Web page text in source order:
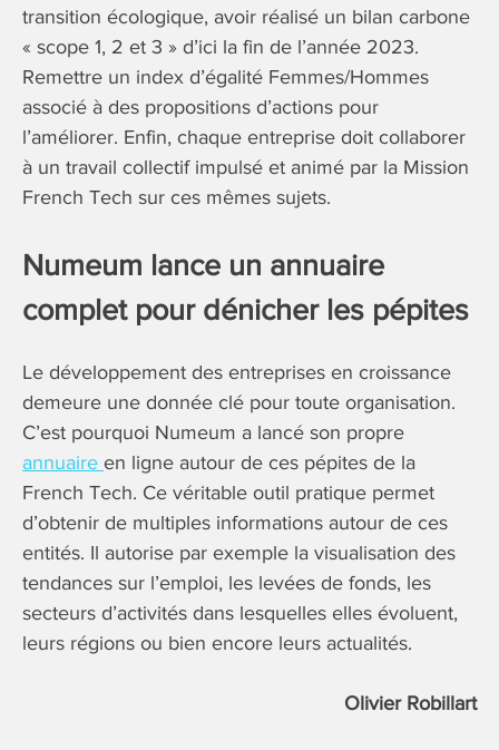
transition écologique, avoir réalisé un bilan carbone
« scope 1, 2 et 3 » d’ici la fin de l’année 2023.
Remettre un index d’égalité Femmes/Hommes
associé à des propositions d’actions pour
l’améliorer. Enfin, chaque entreprise doit collaborer
à un travail collectif impulsé et animé par la Mission
French Tech sur ces mêmes sujets.
Numeum lance un annuaire
complet pour dénicher les pépites
Le développement des entreprises en croissance
demeure une donnée clé pour toute organisation.
C’est pourquoi Numeum a lancé son propre
annuaire en ligne autour de ces pépites de la
French Tech. Ce véritable outil pratique permet
d’obtenir de multiples informations autour de ces
entités. Il autorise par exemple la visualisation des
tendances sur l’emploi, les levées de fonds, les
secteurs d’activités dans lesquelles elles évoluent,
leurs régions ou bien encore leurs actualités.
Olivier Robillart